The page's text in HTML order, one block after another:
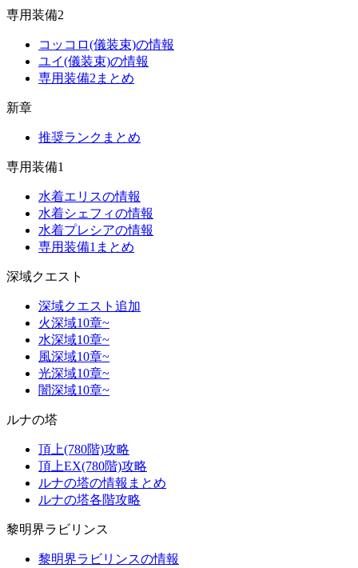
専用装備2
コッコロ(儀装束)の情報
ユイ(儀装束)の情報
専用装備2まとめ
新章
推奨ランクまとめ
専用装備1
水着エリスの情報
水着シェフィの情報
水着プレシアの情報
専用装備1まとめ
深域クエスト
深域クエスト追加
火深域10章~
水深域10章~
風深域10章~
光深域10章~
闇深域10章~
ルナの塔
頂上(780階)攻略
頂上EX(780階)攻略
ルナの塔の情報まとめ
ルナの塔各階攻略
黎明界ラビリンス
黎明界ラビリンスの情報